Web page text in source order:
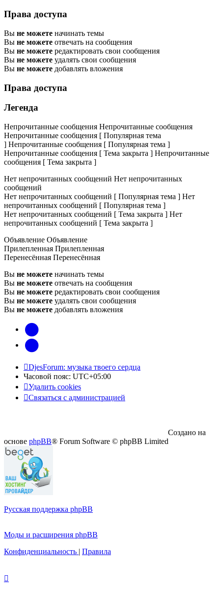
Права доступа
Вы не можете начинать темы
Вы не можете отвечать на сообщения
Вы не можете редактировать свои сообщения
Вы не можете удалять свои сообщения
Вы не можете добавлять вложения
Права доступа
Легенда
Непрочитанные сообщения Непрочитанные сообщения
Непрочитанные сообщения [ Популярная тема
] Непрочитанные сообщения [ Популярная тема ]
Непрочитанные сообщения [ Тема закрыта ] Непрочитанные
сообщения [ Тема закрыта ]
Нет непрочитанных сообщений Нет непрочитанных
сообщений
Нет непрочитанных сообщений [ Популярная тема ] Нет
непрочитанных сообщений [ Популярная тема ]
Нет непрочитанных сообщений [ Тема закрыта ] Нет
непрочитанных сообщений [ Тема закрыта ]
Объявление Объявление
Прилепленная Прилепленная
Перенесённая Перенесённая
Вы не можете начинать темы
Вы не можете отвечать на сообщения
Вы не можете редактировать свои сообщения
Вы не можете удалять свои сообщения
Вы не можете добавлять вложения
vk
Telegram
DjesForum: музыка твоего сердца
Часовой пояс: UTC+05:00
Удалить cookies
Связаться с администрацией
Создано на
основе phpBB® Forum Software © phpBB Limited
Русская поддержка phpBB
Моды и расширения phpBB
Конфиденциальность | Правила